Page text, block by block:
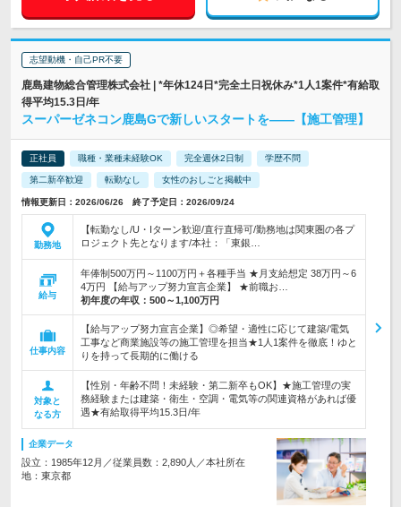
志望動機・自己PR不要
鹿島建物総合管理株式会社 | *年休124日*完全土日祝休み*1人1案件*有給取
得平均15.3日/年
スーパーゼネコン鹿島Gで新しいスタートを――【施工管理】
正社員 職種・業種未経験OK 完全週休2日制 学歴不問
第二新卒歓迎 転勤なし 女性のおしごと掲載中
情報更新日：2026/06/26 終了予定日：2026/09/24
勤務地
【転勤なし/U・Iターン歓迎/直行直帰可/勤務地は関東圏の各プ
ロジェクト先となります/本社：「東銀…
給与
年俸制500万円～1100万円＋各種手当 ★月支給想定 38万円～6
4万円 【給与アップ努力宣言企業】 ★前職お…
初年度の年収： 500～1,100万円
仕事内容
【給与アップ努力宣言企業】◎希望・適性に応じて建築/電気
工事など商業施設等の施工管理を担当★1人1案件を徹底！ゆと
りを持って長期的に働ける
対象と
なる方
【性別・年齢不問！未経験・第二新卒もOK】★施工管理の実
務経験または建築・衛生・空調・電気等の関連資格があれば優
遇★有給取得平均15.3日/年
企業データ
設立：1985年12月／従業員数：2,890人／本社所在
地：東京都